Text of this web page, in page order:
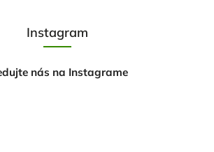
Instagram
nás na Instagrame